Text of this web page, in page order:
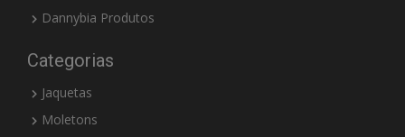
Dannybia Produtos
Categorias
Jaquetas
Moletons